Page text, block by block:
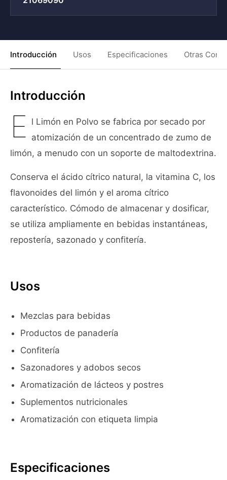
Introducción Usos Especificaciones Otras
Introducción
E l Limón en Polvo se fabrica por secado por
atomización de un concentrado de zumo de
limón, a menudo con un soporte de maltodextrina.
Conserva el ácido cítrico natural, la vitamina C, los
flavonoides del limón y el aroma cítrico
característico. Cómodo de almacenar y dosificar,
se utiliza ampliamente en bebidas instantáneas,
repostería, sazonado y confitería.
Usos
Mezclas para bebidas
Productos de panadería
Confitería
Sazonadores y adobos secos
Aromatización de lácteos y postres
Suplementos nutricionales
Aromatización con etiqueta limpia
Especificaciones